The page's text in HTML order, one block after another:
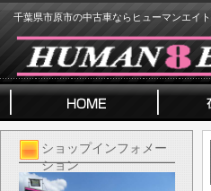
千葉県市原市の中古車ならヒューマンエイト
ショップインフォメー
ション